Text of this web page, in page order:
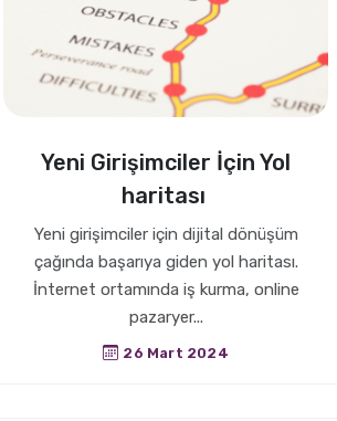
Yeni Girişimciler İçin Yol
haritası
Yeni girişimciler için dijital dönüşüm
çağında başarıya giden yol haritası.
İnternet ortamında iş kurma, online
pazaryer...
26 Mart 2024